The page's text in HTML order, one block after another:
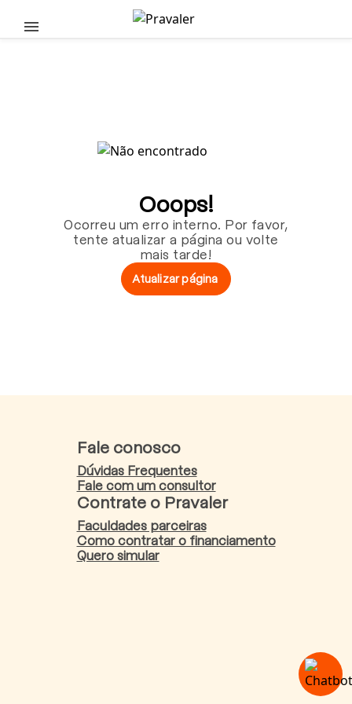
Pular para o conteúdo principal
Ooops!
Ocorreu um erro interno. Por favor,
tente atualizar a página ou volte
mais tarde!
Atualizar página
Fale conosco
Dúvidas Frequentes
Fale com um consultor
Contrate o Pravaler
Faculdades parceiras
Como contratar o financiamento
Quero simular